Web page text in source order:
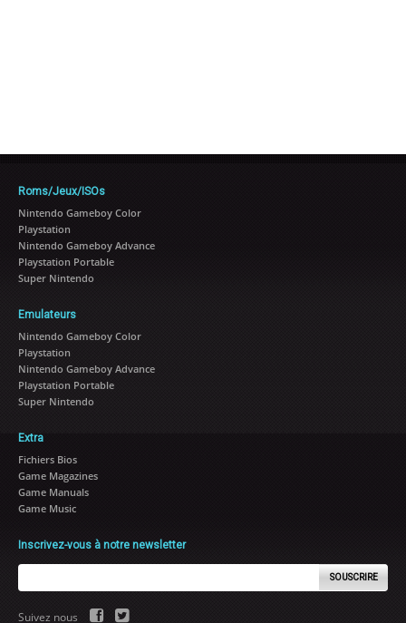
Roms/Jeux/ISOs
Nintendo Gameboy Color
Playstation
Nintendo Gameboy Advance
Playstation Portable
Super Nintendo
Emulateurs
Nintendo Gameboy Color
Playstation
Nintendo Gameboy Advance
Playstation Portable
Super Nintendo
Extra
Fichiers Bios
Game Magazines
Game Manuals
Game Music
Inscrivez-vous à notre newsletter
SOUSCRIRE
Suivez nous